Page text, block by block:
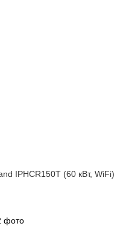
IPHCR150T (60 кВт, WiFi)